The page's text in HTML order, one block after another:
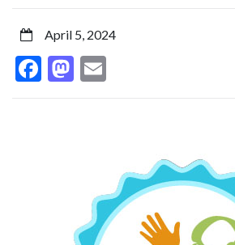
las
cuatro
reconocidas
accesibilidad
April 5, 2024
Facebook
Mastodon